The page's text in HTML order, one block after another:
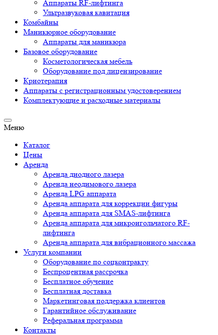
Аппараты RF-лифтинга
Ультразвуковая кавитация
Комбайны
Маникюрное оборудование
Аппараты для маникюра
Базовое оборудование
Косметологическая мебель
Оборудование под лицензирование
Криотерапия
Аппараты c регистрационным удостоверением
Комплектующие и расходные материалы
Меню
Каталог
Цены
Аренда
Аренда диодного лазера
Аренда неодимового лазера
Аренда LPG аппарата
Аренда аппарата для коррекции фигуры
Аренда аппарата для SMAS-лифтинга
Аренда аппарата для микроигольчатого RF-
лифтинга
Аренда аппарата для вибрационного массажа
Услуги компании
Оборудование по соцконтракту
Беспроцентная рассрочка
Бесплатное обучение
Бесплатная доставка
Маркетинговая поддержка клиентов
Гарантийное обслуживание
Реферальная программа
Контакты